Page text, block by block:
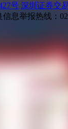
号 深圳证券交
息举报热线：